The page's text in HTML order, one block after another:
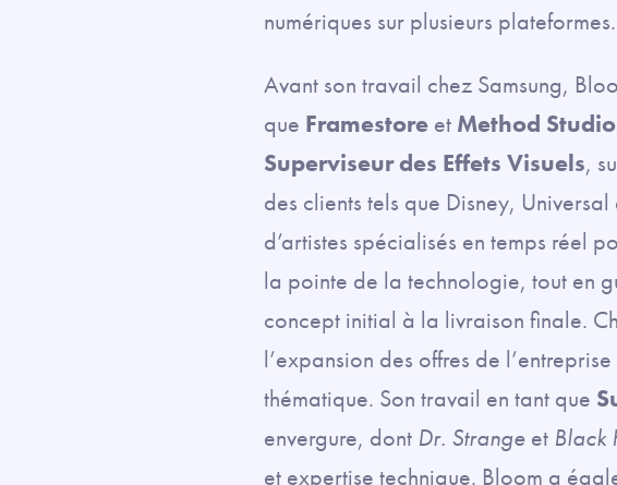
numériques sur plusieurs plateformes.
Avant son travail chez Samsung,
que Framestore et Method
Superviseur des Effets Visuels,
des clients tels que Disney,
d’artistes spécialisés en temps réel
la pointe de la technologie, tout en
concept initial à la livraison finale.
l’expansion des offres de
thématique. Son travail en tant que
envergure, dont Dr. Strange et Black
et expertise technique. Bloom a